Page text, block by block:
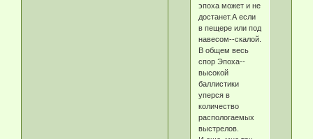
эпоха может и не
достанет.А если
в пещере или под
навесом--скалой.
В общем весь
спор Эпоха--
высокой
баллистики
уперся в
количество
распологаемых
выстрелов.